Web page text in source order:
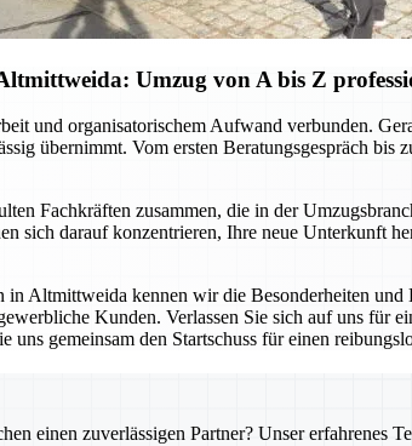
Umzug von A bis Z
und organisatorischem Aufwand verbunden.
übernimmt. Vom ersten Beratungsgespräch
Fachkräften zusammen, die in der
sich darauf konzentrieren, Ihre neue Unterkunft
in Altmittweida kennen wir die Besonderheiten
Kunden. Verlassen Sie sich auf uns für
uns gemeinsam den Startschuss für einen
einen zuverlässigen Partner? Unser erfahrenes